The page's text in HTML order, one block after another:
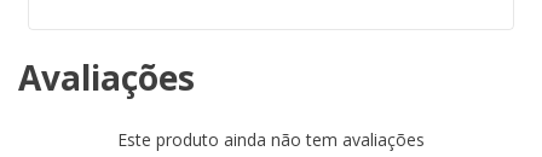
Avaliações
Este produto ainda não tem avaliações